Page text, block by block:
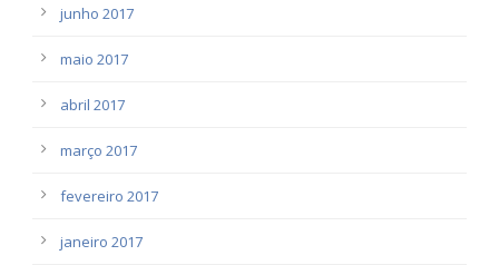
junho 2017
maio 2017
abril 2017
março 2017
fevereiro 2017
janeiro 2017